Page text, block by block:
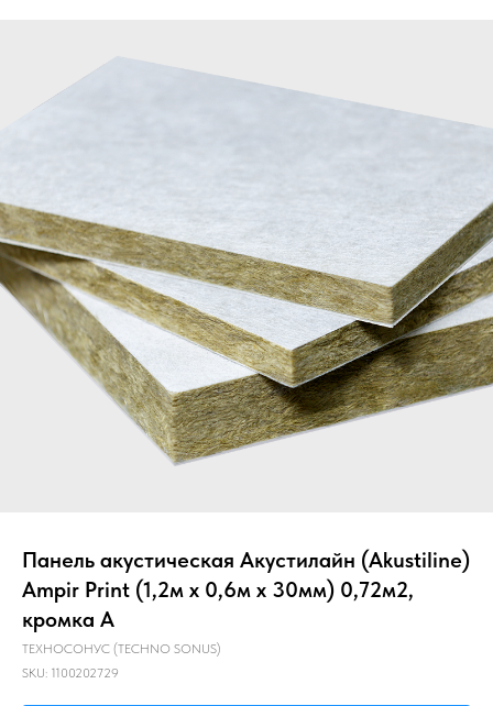
Главная О компании Звукоизоляция
Панель акустическая Акустилайн (Akustiline)
Ampir Print (1,2м х 0,6м х 30мм) 0,72м2,
кромка А
ТЕХНОСОНУС (TECHNO SONUS)
SKU: 1100202729